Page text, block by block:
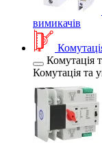
вимикачів
Комутація
Комутація та